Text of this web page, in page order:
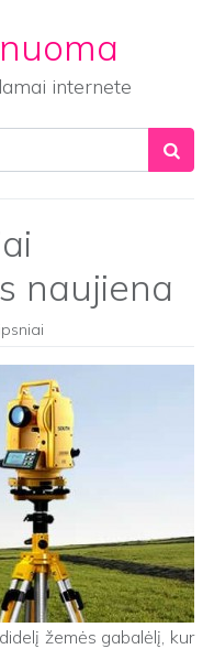
internete
naujiena
žemės gabalėlį, kur